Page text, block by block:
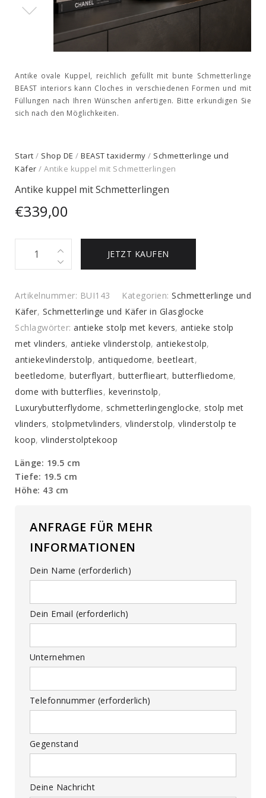
Antike ovale Kuppel, reichlich gefüllt mit bunte Schmetterlinge
BEAST interiors kann Cloches in verschiedenen Formen und mit
Füllungen nach Ihren Wünschen anfertigen. Bitte erkundigen Sie
sich nach den Möglichkeiten.
Start / Shop DE / BEAST taxidermy / Schmetterlinge und
Käfer / Antike kuppel mit Schmetterlingen
Antike kuppel mit Schmetterlingen
€339,00
kuppel
Schmetterlingen
quantity
JETZT KAUFEN
Artikelnummer: BUI143 Kategorien: Schmetterlinge und
Käfer, Schmetterlinge und Käfer in Glasglocke
Schlagwörter: antieke stolp met kevers, antieke stolp
met vlinders, antieke vlinderstolp, antiekestolp,
antiekevlinderstolp, antiquedome, beetleart,
beetledome, buterflyart, butterflieart, butterfliedome,
dome with butterflies, keverinstolp,
Luxurybutterflydome, schmetterlingenglocke, stolp met
vlinders, stolpmetvlinders, vlinderstolp, vlinderstolp te
koop, vlinderstolptekoop
Länge: 19.5 cm
Tiefe: 19.5 cm
Höhe: 43 cm
ANFRAGE FÜR MEHR
INFORMATIONEN
Dein Name (erforderlich)
Dein Email (erforderlich)
Unternehmen
Telefonnummer (erforderlich)
Gegenstand
Deine Nachricht